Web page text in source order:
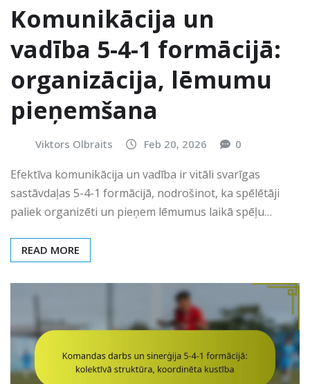
Komunikācija un
vadība 5-4-1 formācijā:
organizācija, lēmumu
pieņemšana
Viktors Olbraits Feb 20, 2026 0
Efektīva komunikācija un vadība ir vitāli svarīgas
sastāvdaļas 5-4-1 formācijā, nodrošinot, ka spēlētāji
paliek organizēti un pieņem lēmumus laikā spēļu…
READ MORE